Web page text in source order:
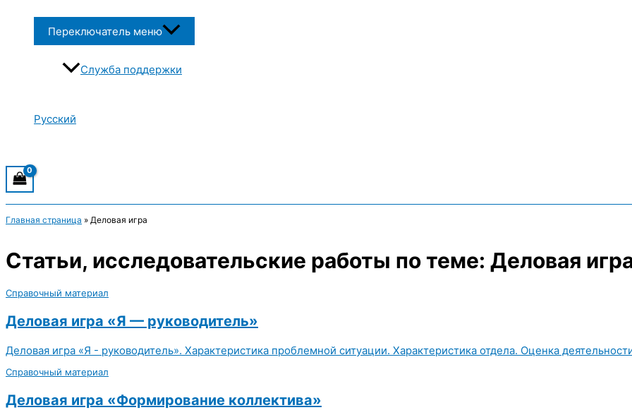
Переключатель меню
Служба поддержки
Русский
Главная страница » Деловая игра
Статьи, исследовательские работы по теме: Деловая
Справочный материал
Деловая игра «Я — руководитель»
Деловая игра «Я - руководитель». Характеристика проблемной ситуации. Характеристика отдела. Оценка
Справочный материал
Деловая игра «Формирование коллектива»